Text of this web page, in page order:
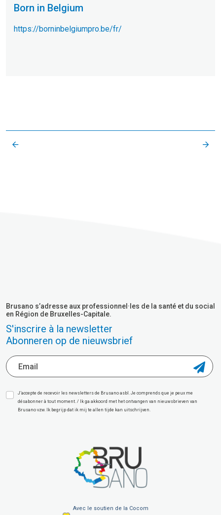
Born in Belgium
https://borninbelgiumpro.be/fr/
Brusano s’adresse aux professionnel·les de la santé et du social
en Région de Bruxelles-Capitale.
S'inscrire à la newsletter
Abonneren op de nieuwsbrief
J’accepte de recevoir les newsletters de Brusano asbl. Je comprends que je peux me
désabonner à tout moment. / Ik ga akkoord met het ontvangen van nieuwsbrieven van
Brusano vzw. Ik begrijp dat ik mij te allen tijde kan uitschrijven.
Avec le soutien de la Cocom